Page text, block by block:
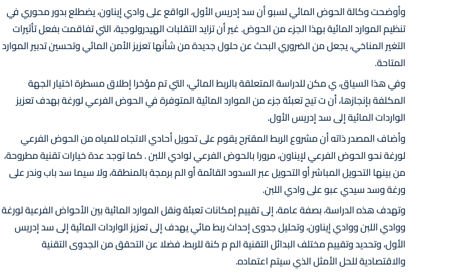
وأوضحت وكالة الحوض المائي لسبو أن سد إدريس الأول، الواقع على وادي إيناون، يضطلع بدور محوري في
تنظيم الموارد المائية بهذا الجزء من الحوض. غير أن تزايد التقلبات الهيدرولوجية، التي تفاقمت بفعل تأثيرات
التغير المناخي، يجعل من الضروري البحث عن حلول جديدة من شأنها تعزيز الأمن المائي وتحسين تدبير الموارد
المتاحة.
وفي هذا السياق، ي مكن للدراسة المتعلقة بالربط المائي، التي تم مؤخرا إطلاق مسطرة اختيار الجهة
المكلفة بإنجازها، أن ت تيح تعبئة جزء من الموارد المائية المتوفرة في الحوض الفرعي لورغة بهدف تعزيز
الواردات المائية إلى سد إدريس الأول.
وأضاف المصدر ذاته أن مشروع الربط المقترح يقوم على تحويل أحادي الاتجاه للمياه من الحوض الفرعي
لورغة نحو الحوض الفرعي لإيناون، مرورا بالحوض الفرعي لوادي اللبن . كما توجد عدة خيارات تقنية مطروحة،
من بينها التحويل المباشر أو التحويل عبر السدود القائمة أو الم برمجة بالمنطقة، ولا سيما سد باب وندر على
ورغة وسد سيدي عبو على وادي اللبن.
وتهدف هذه الدراسة، بصفة عامة، إلى تقييم إمكانات تعبئة ونقل الموارد المائية بين الأحواض الفرعية لورغة
ووادي اللبن ووادي إيناون، وتحليل جدوى إحداث ربط مائي يهدف إلى تعزيز الواردات المائية إلى سد إدريس
الأول، وتحديد وتقييم مختلف البدائل التقنية الم م كنة للربط، فضلا عن التحقق من الجدوى التقنية
والاقتصادية للحل الأمثل الذي سيتم اعتماده.